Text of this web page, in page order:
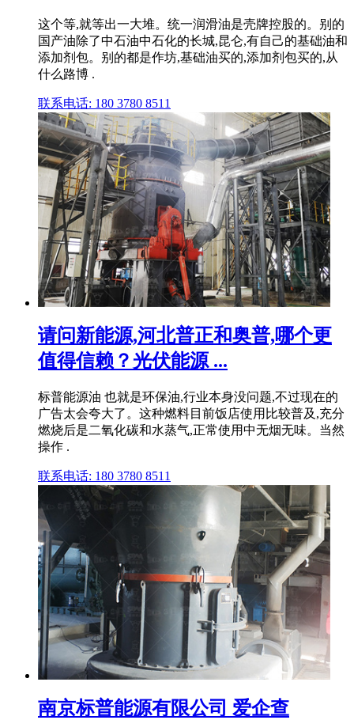
这个等,就等出一大堆。统一润滑油是壳牌控股的。别的
国产油除了中石油中石化的长城,昆仑,有自己的基础油和
添加剂包。别的都是作坊,基础油买的,添加剂包买的,从
什么路博 .
联系电话: 180 3780 8511
请问新能源,河北普正和奥普,哪个更
值得信赖？光伏能源 ...
标普能源油 也就是环保油,行业本身没问题,不过现在的
广告太会夸大了。这种燃料目前饭店使用比较普及,充分
燃烧后是二氧化碳和水蒸气,正常使用中无烟无味。当然
操作 .
联系电话: 180 3780 8511
南京标普能源有限公司 爱企查